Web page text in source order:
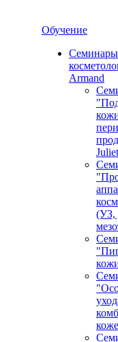
Обучение
Armand
(УЗ,